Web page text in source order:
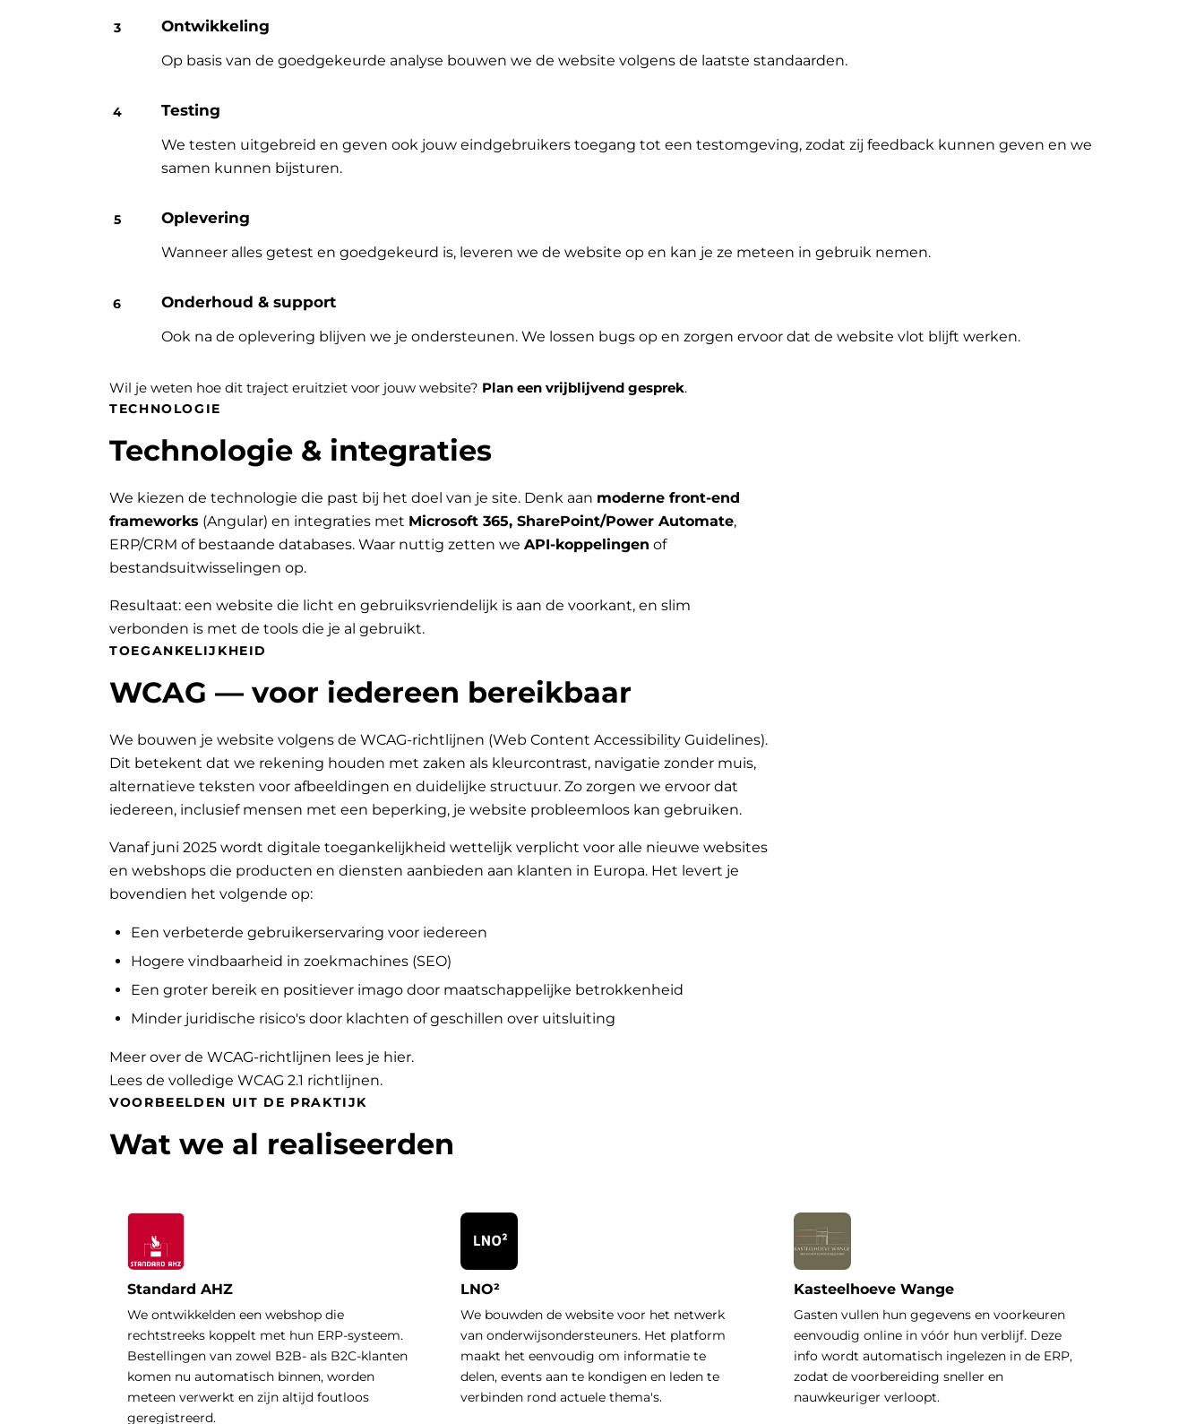
Ontwikkeling
Op basis van de goedgekeurde analyse bouwen we de website volgens de laatste standaarden.
Testing
We testen uitgebreid en geven ook jouw eindgebruikers toegang tot een testomgeving, zodat zij feedback kunnen geven en we
samen kunnen bijsturen.
Oplevering
Wanneer alles getest en goedgekeurd is, leveren we de website op en kan je ze meteen in gebruik nemen.
Onderhoud & support
Ook na de oplevering blijven we je ondersteunen. We lossen bugs op en zorgen ervoor dat de website vlot blijft werken.
Wil je weten hoe dit traject eruitziet voor jouw website? Plan een vrijblijvend gesprek.
TECHNOLOGIE
Technologie & integraties
We kiezen de technologie die past bij het doel van je site. Denk aan moderne front-end
frameworks (Angular) en integraties met Microsoft 365, SharePoint/Power Automate,
ERP/CRM of bestaande databases. Waar nuttig zetten we API-koppelingen of
bestandsuitwisselingen op.
Resultaat: een website die licht en gebruiksvriendelijk is aan de voorkant, en slim
verbonden is met de tools die je al gebruikt.
TOEGANKELIJKHEID
WCAG — voor iedereen bereikbaar
We bouwen je website volgens de WCAG-richtlijnen (Web Content Accessibility Guidelines).
Dit betekent dat we rekening houden met zaken als kleurcontrast, navigatie zonder muis,
alternatieve teksten voor afbeeldingen en duidelijke structuur. Zo zorgen we ervoor dat
iedereen, inclusief mensen met een beperking, je website probleemloos kan gebruiken.
Vanaf juni 2025 wordt digitale toegankelijkheid wettelijk verplicht voor alle nieuwe websites
en webshops die producten en diensten aanbieden aan klanten in Europa. Het levert je
bovendien het volgende op:
Een verbeterde gebruikerservaring voor iedereen
Hogere vindbaarheid in zoekmachines (SEO)
Een groter bereik en positiever imago door maatschappelijke betrokkenheid
Minder juridische risico's door klachten of geschillen over uitsluiting
Meer over de WCAG-richtlijnen lees je hier.
Lees de volledige WCAG 2.1 richtlijnen.
VOORBEELDEN UIT DE PRAKTIJK
Wat we al realiseerden
Standard AHZ
We ontwikkelden een webshop die
rechtstreeks koppelt met hun ERP-systeem.
Bestellingen van zowel B2B- als B2C-klanten
komen nu automatisch binnen, worden
meteen verwerkt en zijn altijd foutloos
geregistreerd.
LNO²
We bouwden de website voor het netwerk
van onderwijsondersteuners. Het platform
maakt het eenvoudig om informatie te
delen, events aan te kondigen en leden te
verbinden rond actuele thema's.
Kasteelhoeve Wange
Gasten vullen hun gegevens en voorkeuren
eenvoudig online in vóór hun verblijf. Deze
info wordt automatisch ingelezen in de ERP,
zodat de voorbereiding sneller en
nauwkeuriger verloopt.